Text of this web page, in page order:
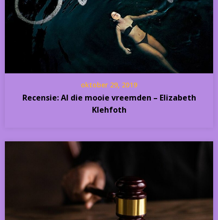
oktober 29, 2019
Recensie: Al die mooie vreemden – Elizabeth
Klehfoth